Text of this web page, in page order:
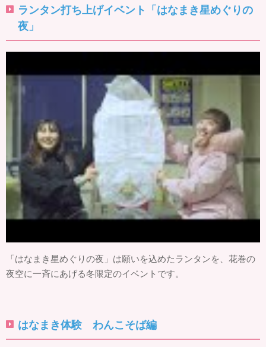
ランタン打ち上げイベント「はなまき星めぐりの
夜」
「はなまき星めぐりの夜」は願いを込めたランタンを、花巻の
夜空に一斉にあげる冬限定のイベントです。
はなまき体験 わんこそば編